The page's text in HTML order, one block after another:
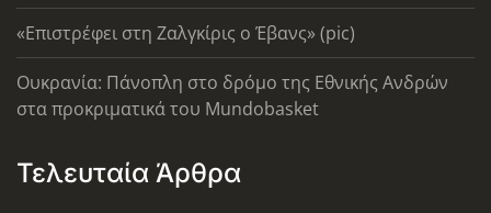
«Επιστρέφει στη Ζαλγκίρις ο Έβανς» (pic)
Ουκρανία: Πάνοπλη στο δρόμο της Εθνικής Ανδρών
στα προκριματικά του Mundobasket
Τελευταία Άρθρα